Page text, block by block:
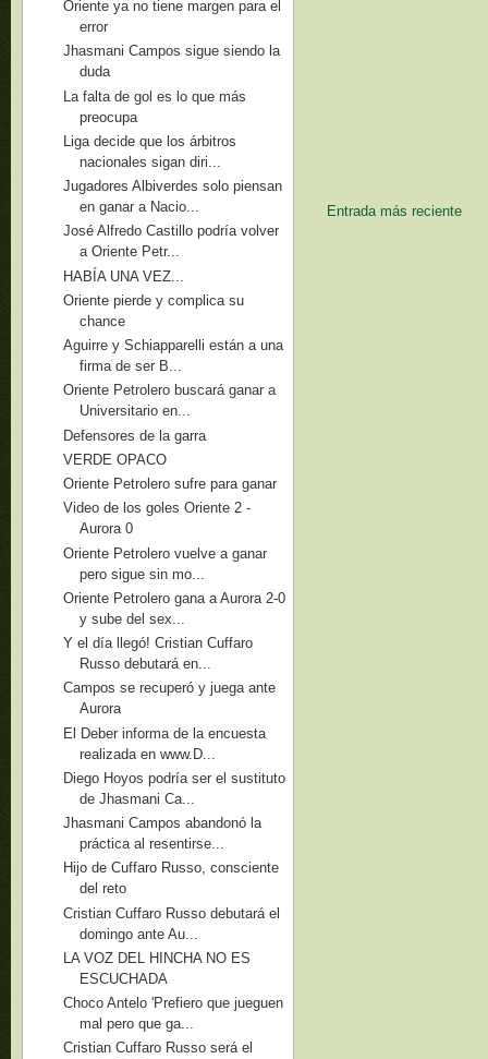
Entrada más reciente
Oriente ya no tiene margen para el
error
Jhasmani Campos sigue siendo la
duda
La falta de gol es lo que más
preocupa
Liga decide que los árbitros
nacionales sigan diri...
Jugadores Albiverdes solo piensan
en ganar a Nacio...
José Alfredo Castillo podría volver
a Oriente Petr...
HABÍA UNA VEZ...
Oriente pierde y complica su
chance
Aguirre y Schiapparelli están a una
firma de ser B...
Oriente Petrolero buscará ganar a
Universitario en...
Defensores de la garra
VERDE OPACO
Oriente Petrolero sufre para ganar
Video de los goles Oriente 2 -
Aurora 0
Oriente Petrolero vuelve a ganar
pero sigue sin mo...
Oriente Petrolero gana a Aurora 2-0
y sube del sex...
Y el día llegó! Cristian Cuffaro
Russo debutará en...
Campos se recuperó y juega ante
Aurora
El Deber informa de la encuesta
realizada en www.D...
Diego Hoyos podría ser el sustituto
de Jhasmani Ca...
Jhasmani Campos abandonó la
práctica al resentirse...
Hijo de Cuffaro Russo, consciente
del reto
Cristian Cuffaro Russo debutará el
domingo ante Au...
LA VOZ DEL HINCHA NO ES
ESCUCHADA
Choco Antelo 'Prefiero que jueguen
mal pero que ga...
Cristian Cuffaro Russo será el